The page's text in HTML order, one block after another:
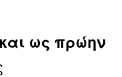
ως πρώην